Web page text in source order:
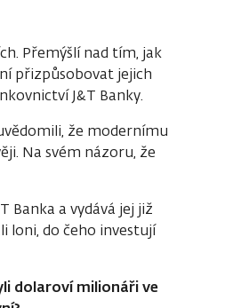
Přemýšlí nad tím, jak
přizpůsobovat jejich
J&T Banky.
že modernímu
Na svém názoru, že
Banka a vydává jej již
loni, do čeho investují
dolaroví milionáři ve